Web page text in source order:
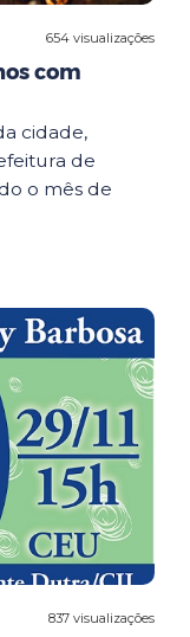
654 visualizações
com
cidade,
de
o mês de
837 visualizações